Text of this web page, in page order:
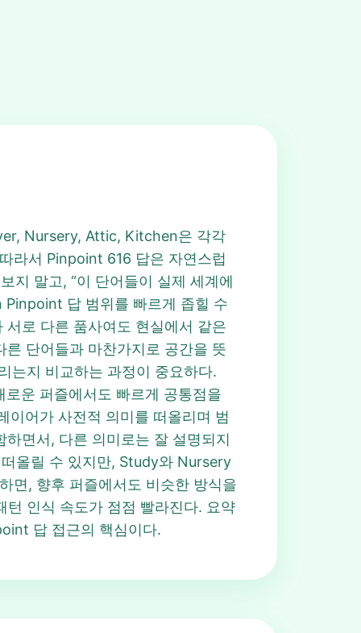
Nursery, Attic, Kitchen은 각각
라서 Pinpoint 616 답은 자연스럽
지 말고, “이 단어들이 실제 세계에
Pinpoint 답 범위를 빠르게 좁힐 수
로 다른 품사여도 현실에서 같은
단어들과 마찬가지로 공간을 뜻
는지 비교하는 과정이 중요하다.
운 퍼즐에서도 빠르게 공통점을
어가 사전적 의미를 떠올리며 범
면서, 다른 의미로는 잘 설명되지
떠올릴 수 있지만, Study와 Nursery
면, 향후 퍼즐에서도 비슷한 방식을
인식 속도가 점점 빨라진다. 요약
답 접근의 핵심이다.